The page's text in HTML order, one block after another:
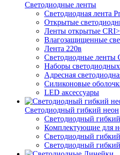
Светодиодные ленты
Светодиодная лента
Открытые
Ленты открытые
Влагозащищенные
Лента 220в
Светодиодные ленты
Наборы
Адресная
Силиконовые
LED аксессуары
Светодиодный гибкий неон
Светодиодный
Комплектующие для
Светодиодный
Светодиодный